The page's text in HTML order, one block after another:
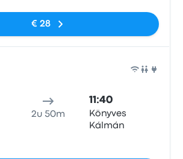
€ 28
2u 50m
11:40
Könyves
Kálmán